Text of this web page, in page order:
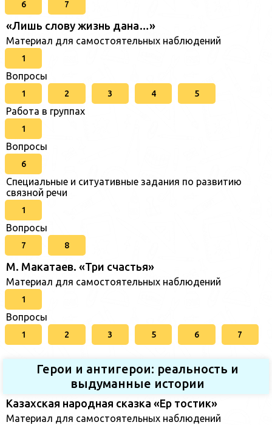
6 7
«Лишь слову жизнь дана…»
Материал для самостоятельных наблюдений
1
Вопросы
1 2 3 4 5
Работа в группах
1
Вопросы
6
Специальные и ситуативные задания по развитию
связной речи
1
Вопросы
7 8
М. Макатаев. «Три счастья»
Материал для самостоятельных наблюдений
1
Вопросы
1 2 3 5 6 7
Герои и антигерои: реальность и
выдуманные истории
Казахская народная сказка «Ер тостик»
Материал для самостоятельных наблюдений